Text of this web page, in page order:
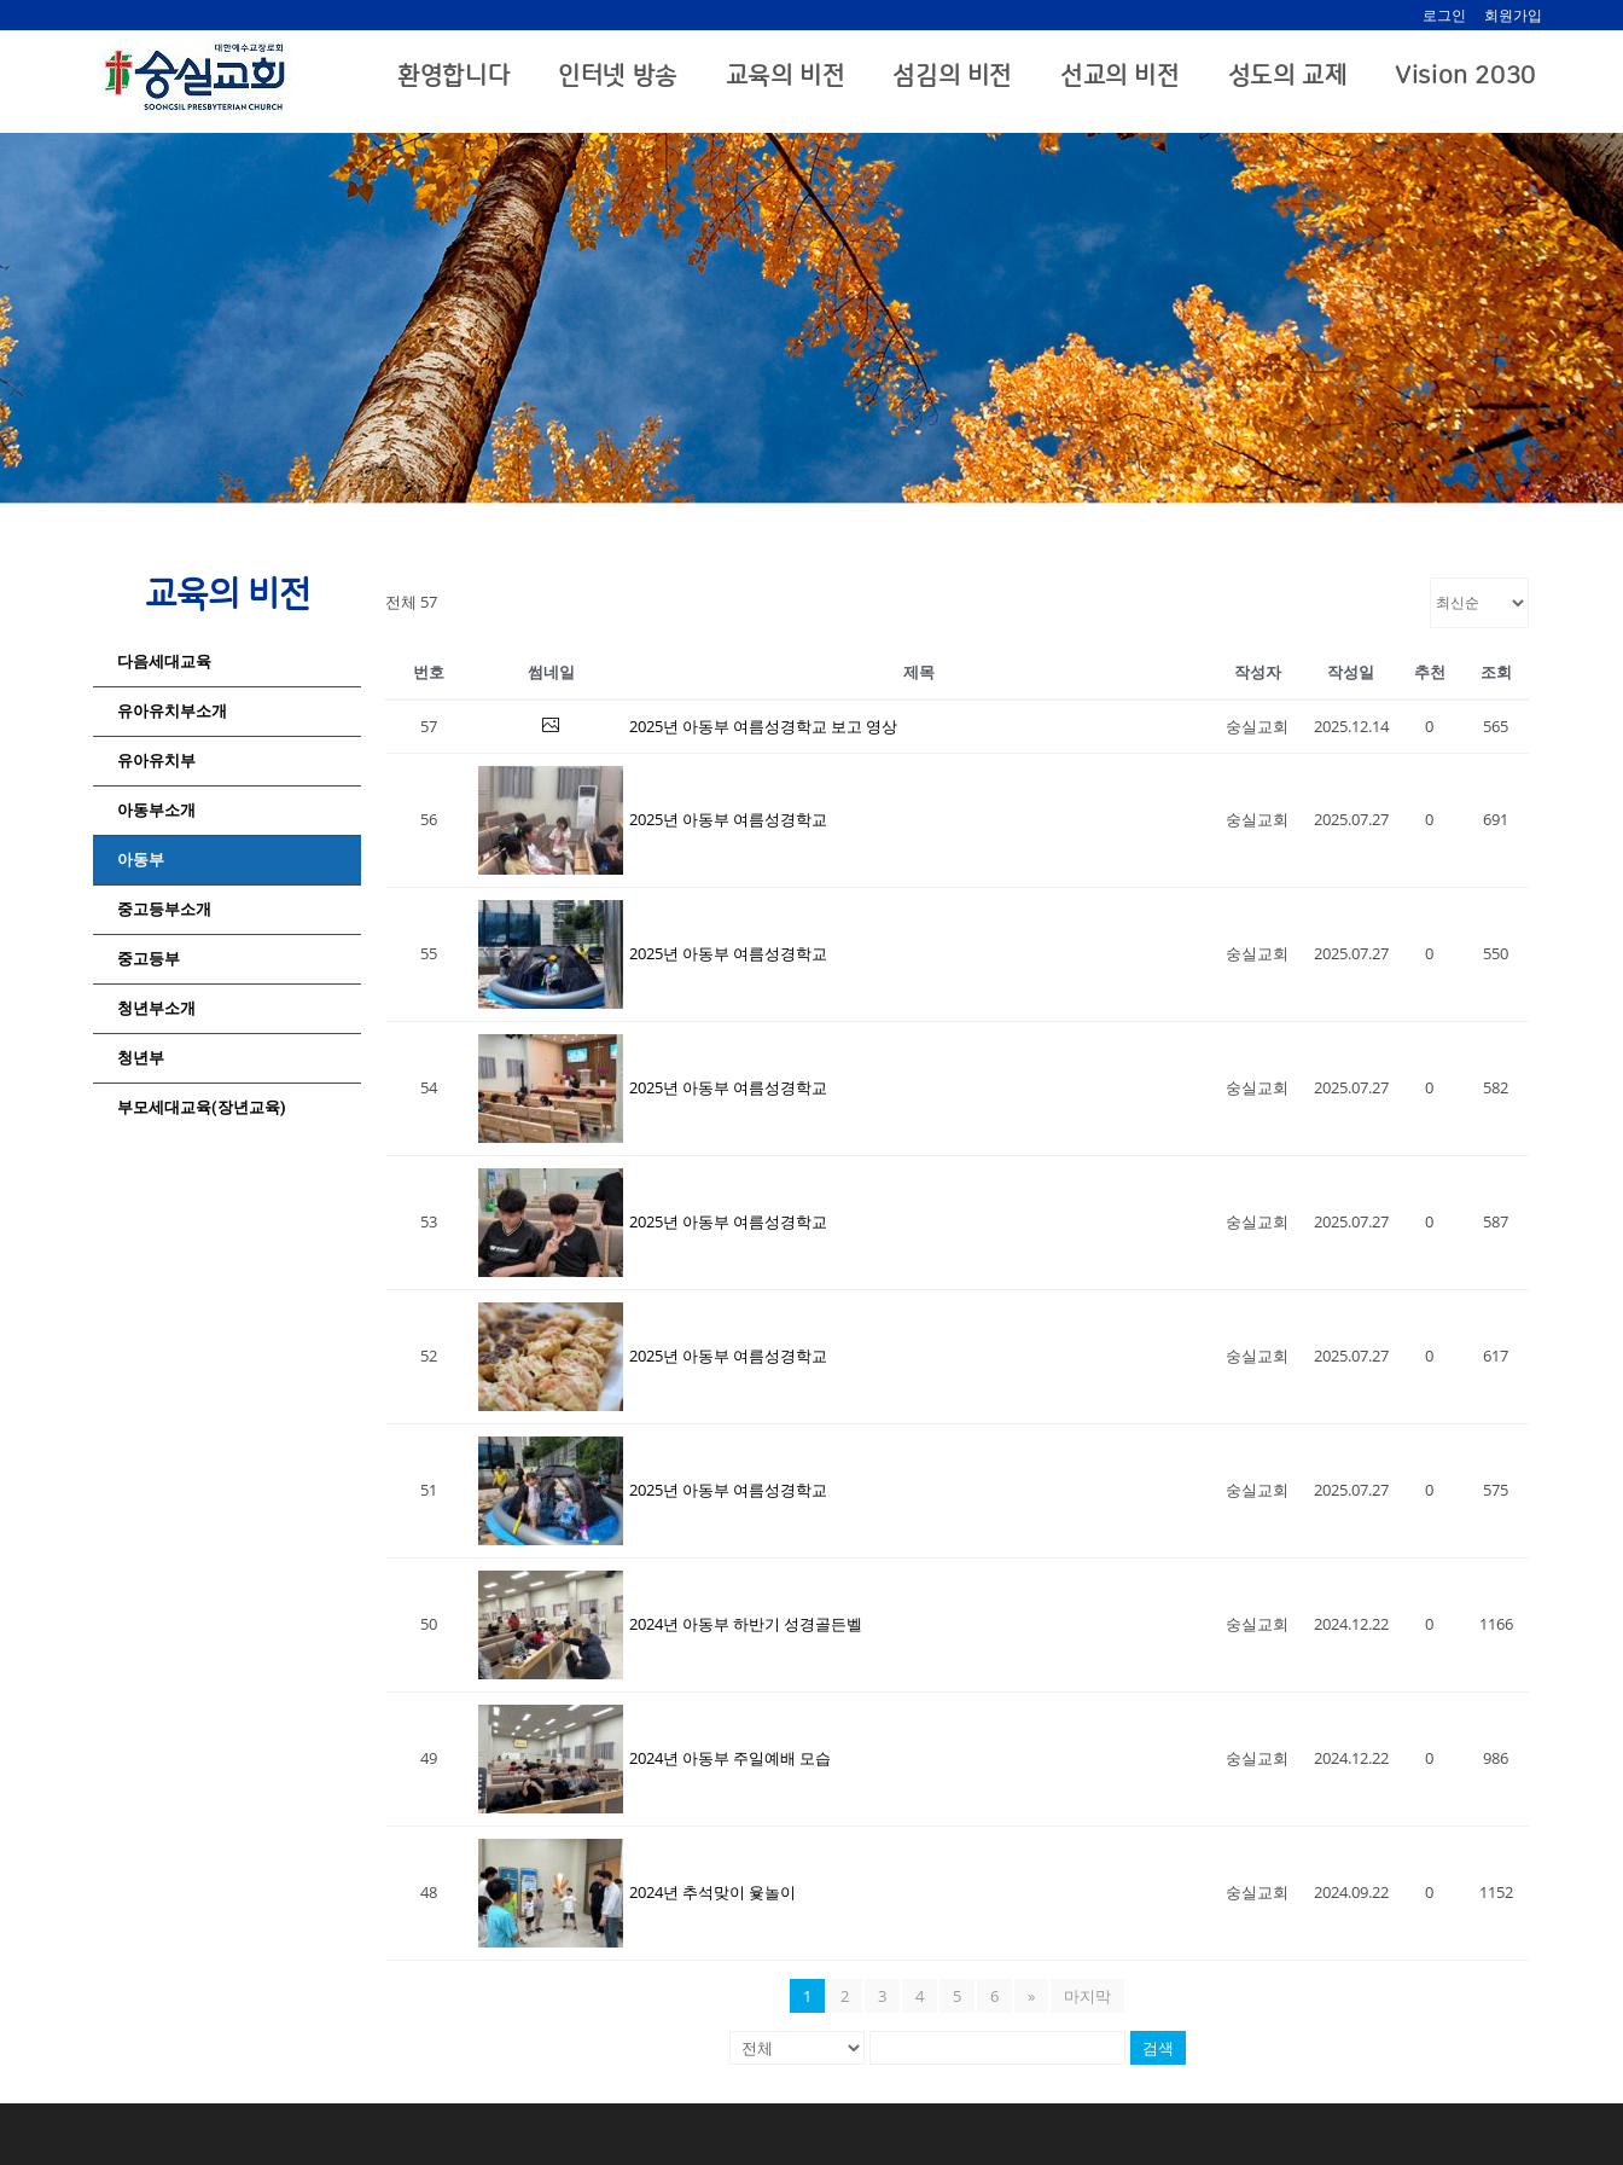
로그인 회원가입
환영합니다 인터넷 방송 교육의 비전 섬김의 비전 선교의 비전 성도의 교제 Vision 2030
.
교육의 비전
다음세대교육
유아유치부소개
유아유치부
아동부소개
아동부
중고등부소개
중고등부
청년부소개
청년부
부모세대교육(장년교육)
전체 57
번호 썸네일 제목 작성자 작성일 추천 조회
57 2025년 아동부 여름성경학교 보고 영상 숭실교회 2025.12.14 0 565
56 2025년 아동부 여름성경학교 숭실교회 2025.07.27 0 691
55 2025년 아동부 여름성경학교 숭실교회 2025.07.27 0 550
54 2025년 아동부 여름성경학교 숭실교회 2025.07.27 0 582
53 2025년 아동부 여름성경학교 숭실교회 2025.07.27 0 587
52 2025년 아동부 여름성경학교 숭실교회 2025.07.27 0 617
51 2025년 아동부 여름성경학교 숭실교회 2025.07.27 0 575
50 2024년 아동부 하반기 성경골든벨 숭실교회 2024.12.22 0 1166
49 2024년 아동부 주일예배 모습 숭실교회 2024.12.22 0 986
48 2024년 추석맞이 윷놀이 숭실교회 2024.09.22 0 1152
1 2 3 4 5 6 » 마지막
검색